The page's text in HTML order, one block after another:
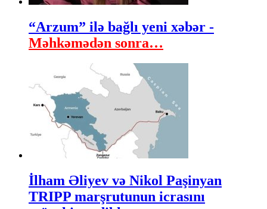
“Arzum” ilə bağlı yeni xəbər -
Məhkəmədən sonra…
İlham Əliyev və Nikol Paşinyan
TRIPP marşrutunun icrasını